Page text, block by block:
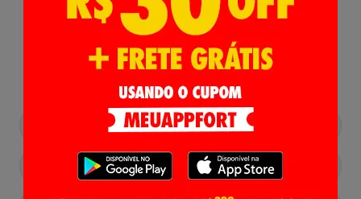
Receba nossasNovidades
Lançamentos e Promoções!